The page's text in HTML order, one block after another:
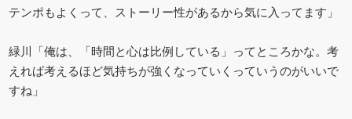
テンポもよくって、ストーリー性があるから気に入ってます」
緑川「俺は、「時間と心は比例している」ってところかな。考
えれば考えるほど気持ちが強くなっていくっていうのがいいで
すね」